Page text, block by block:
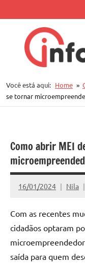
para
conteúdo
Você está aqui: Home
se tornar
Como abrir MEI
16/01/2024 Nila
Com as recentes
cidadãos optaram
saída para quem